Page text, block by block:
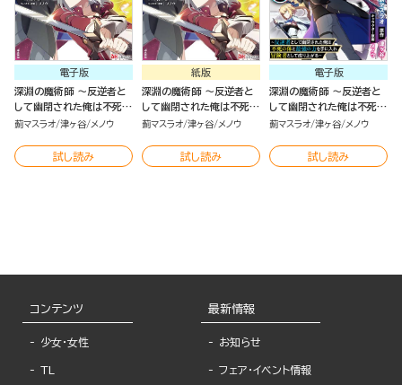
電子版
深淵の魔術師 ～反逆者と
して幽閉された俺は不死の
体と最強の力を手に入れ冒
（1）
薊マスラオ 津ヶ谷 メノウ
試し読み
紙版
深淵の魔術師 ～反逆者と
して幽閉された俺は不死の
体と最強の力を手に入れ冒
（1）
薊マスラオ 津ヶ谷 メノウ
試し読み
電子版
深淵の魔術師 ～反逆者と
して幽閉された俺は不死の
体と最強の力を手に入れ冒
コミック版（分冊版）
薊マスラオ 津ヶ谷 メノウ
試し読み
コンテンツ
少女・女性
TL
最新情報
お知らせ
フェア・イベント情報